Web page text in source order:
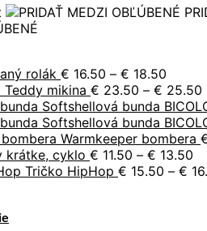
rolák € 16.50 – € 18.50
range:
€
€
Teddy mikina € 23.50 – € 25.50
Softshellová bunda
Softshellová bunda
Warmkeeper bombera
krátke, cyklo € 11.50 – € 13.50
Tričko HipHop € 15.50 – €